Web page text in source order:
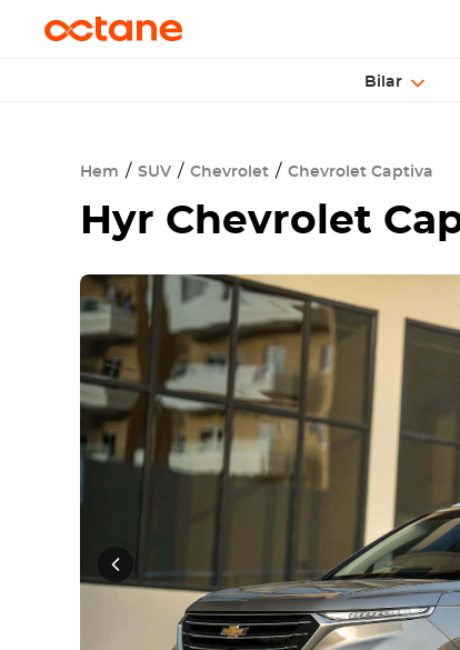
Bilar
Hem SUV Chevrolet Chevrolet Captiva
Hyr Chevrolet